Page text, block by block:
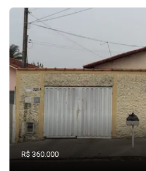
R$ 360.000